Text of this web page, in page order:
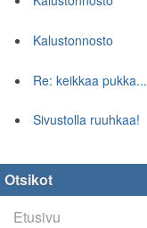
Kalustonnosto
Re: keikkaa pukka...
Sivustolla ruuhkaa!
Otsikot
Etusivu